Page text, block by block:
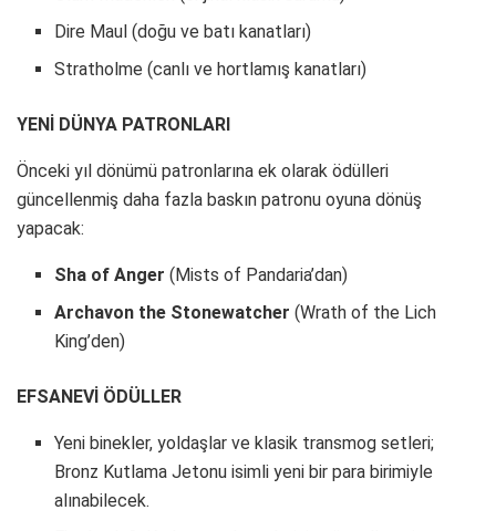
Dire Maul (doğu ve batı kanatları)
Stratholme (canlı ve hortlamış kanatları)
YENİ DÜNYA PATRONLARI
Önceki yıl dönümü patronlarına ek olarak ödülleri
güncellenmiş daha fazla baskın patronu oyuna dönüş
yapacak:
Sha of Anger (Mists of Pandaria’dan)
Archavon the Stonewatcher (Wrath of the Lich
King’den)
EFSANEVİ ÖDÜLLER
Yeni binekler, yoldaşlar ve klasik transmog setleri;
Bronz Kutlama Jetonu isimli yeni bir para birimiyle
alınabilecek.